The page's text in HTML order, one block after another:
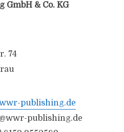
& Co. KG
74
publishing.de
publishing.de